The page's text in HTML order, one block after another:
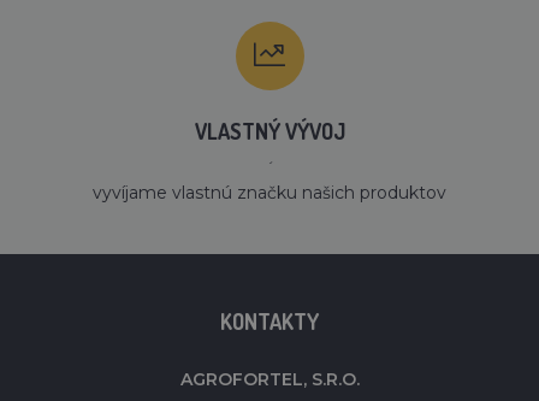
VLASTNÝ VÝVOJ
´
vyvíjame vlastnú značku našich produktov
KONTAKTY
AGROFORTEL, S.R.O.